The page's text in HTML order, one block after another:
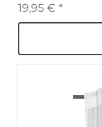
19,95 € *